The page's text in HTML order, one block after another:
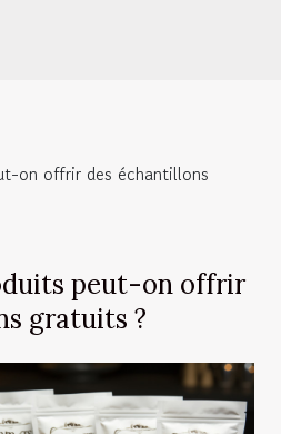
on offrir des échantillons
peut-on offrir
gratuits ?